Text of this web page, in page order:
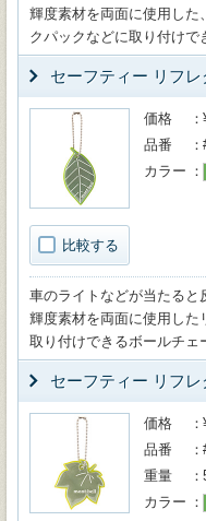
輝度素材を両面に使用した
クパックなどに取り付けで
セーフティー リフレ
比較する
価格
品番
カラー
車のライトなどが当たると
輝度素材を両面に使用した
取り付けできるボールチェ
セーフティー リフ
価格
品番
重量
カラー